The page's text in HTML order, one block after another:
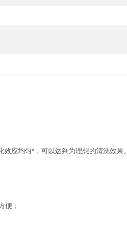
应均匀*，可以达到为理想的清洗效果。
便；